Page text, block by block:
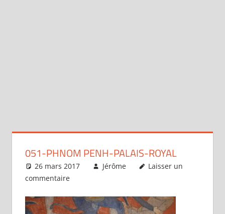
051-PHNOM PENH-PALAIS-ROYAL
26 mars 2017 Jérôme
Laisser un
commentaire